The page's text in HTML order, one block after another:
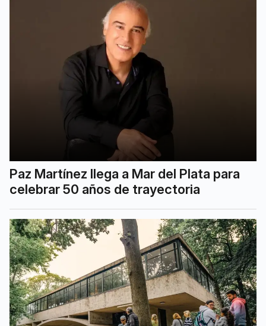
Paz Martínez llega a Mar del Plata para
celebrar 50 años de trayectoria